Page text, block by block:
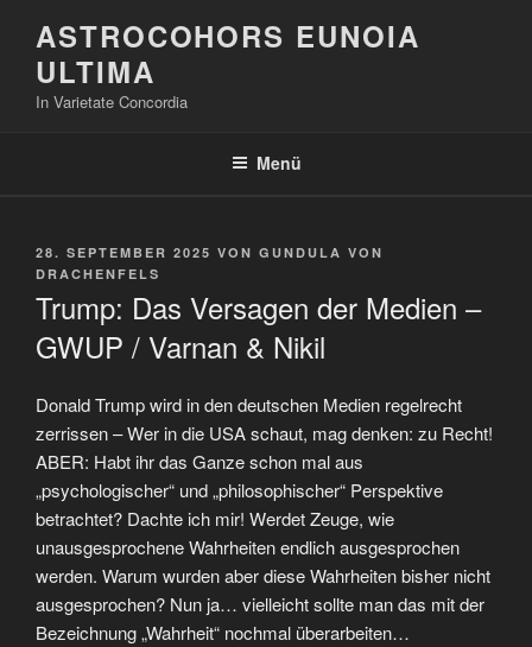
Inhalt
springen
ASTROCOHORS EUNOIA
ULTIMA
In Varietate Concordia
Menü
VERÖFFENTLICHT
AM
28. SEPTEMBER 2025 VON GUNDULA VON
DRACHENFELS
Trump: Das Versagen der Medien –
GWUP / Varnan & Nikil
Donald Trump wird in den deutschen Medien regelrecht
zerrissen – Wer in die USA schaut, mag denken: zu Recht!
ABER: Habt ihr das Ganze schon mal aus
„psychologischer“ und „philosophischer“ Perspektive
betrachtet? Dachte ich mir! Werdet Zeuge, wie
unausgesprochene Wahrheiten endlich ausgesprochen
werden. Warum wurden aber diese Wahrheiten bisher nicht
ausgesprochen? Nun ja… vielleicht sollte man das mit der
Bezeichnung „Wahrheit“ nochmal überarbeiten…